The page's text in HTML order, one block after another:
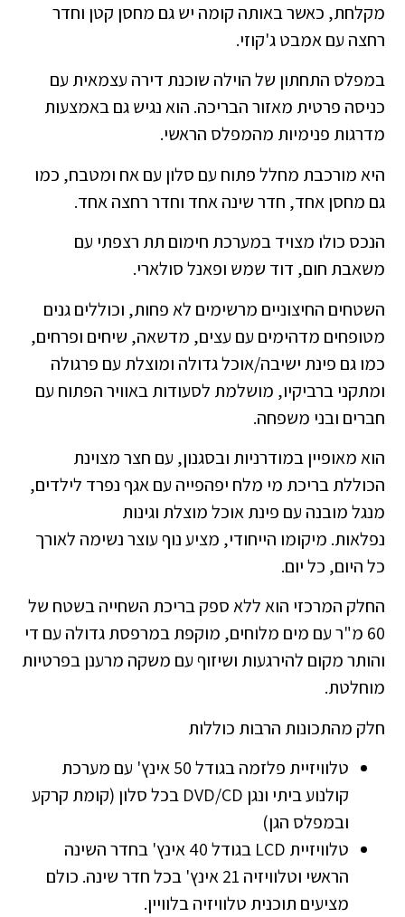
מקלחת, כאשר באותה קומה יש גם מחסן קטן וחדר
רחצה עם אמבט ג'קוזי.
במפלס התחתון של הוילה שוכנת דירה עצמאית עם
כניסה פרטית מאזור הבריכה. הוא נגיש גם באמצעות
מדרגות פנימיות מהמפלס הראשי.
היא מורכבת מחלל פתוח עם סלון עם אח ומטבח, כמו
גם מחסן אחד, חדר שינה אחד וחדר רחצה אחד.
הנכס כולו מצויד במערכת חימום תת רצפתי עם
משאבת חום, דוד שמש ופאנל סולארי.
השטחים החיצוניים מרשימים לא פחות, וכוללים גנים
מטופחים מדהימים עם עצים, מדשאה, שיחים ופרחים,
כמו גם פינת ישיבה/אוכל גדולה ומוצלת עם פרגולה
ומתקני ברביקיו, מושלמת לסעודות באוויר הפתוח עם
חברים ובני משפחה.
הוא מאופיין במודרניות ובסגנון, עם חצר מצוינת
הכוללת בריכת מי מלח יפהפייה עם אגף נפרד לילדים,
מנגל מובנה עם פינת אוכל מוצלת וגינות
נפלאות. מיקומו הייחודי, מציע נוף עוצר נשימה לאורך
כל היום, כל יום.
החלק המרכזי הוא ללא ספק בריכת השחייה בשטח של
60 מ"ר עם מים מלוחים, מוקפת במרפסת גדולה עם די
והותר מקום להירגעות ושיזוף עם משקה מרענן בפרטיות
מוחלטת.
חלק מהתכונות הרבות כוללות
טלוויזיית פלזמה בגודל 50 אינץ' עם מערכת
קולנוע ביתי ונגן DVD/CD בכל סלון (קומת קרקע
ובמפלס הגן)
טלוויזיית LCD בגודל 40 אינץ' בחדר השינה
הראשי וטלוויזיה 21 אינץ' בכל חדר שינה. כולם
מציעים תוכנית טלוויזיה בלוויין.